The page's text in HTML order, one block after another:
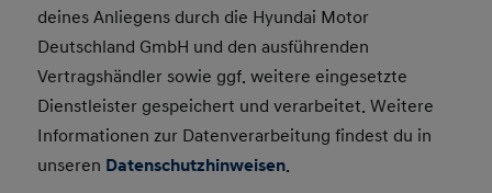
deines Anliegens durch die Hyundai Motor
Deutschland GmbH und den ausführenden
Vertragshändler sowie ggf. weitere eingesetzte
Dienstleister gespeichert und verarbeitet. Weitere
Informationen zur Datenverarbeitung findest du in
unseren Datenschutzhinweisen.